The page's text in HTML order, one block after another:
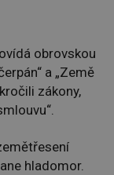
obrovskou
a „Země
zákony,
hladomor.